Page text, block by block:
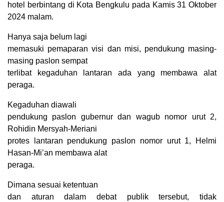
hotel berbintang di Kota Bengkulu pada Kamis 31 Oktober
2024 malam.
Hanya saja belum lagi
memasuki pemaparan visi dan misi, pendukung masing-
masing paslon sempat
terlibat kegaduhan lantaran ada yang membawa alat
peraga.
Kegaduhan diawali
pendukung paslon gubernur dan wagub nomor urut 2,
Rohidin Mersyah-Meriani
protes lantaran pendukung paslon nomor urut 1, Helmi
Hasan-Mi’an membawa alat
peraga.
Dimana sesuai ketentuan
dan aturan dalam debat publik tersebut, tidak